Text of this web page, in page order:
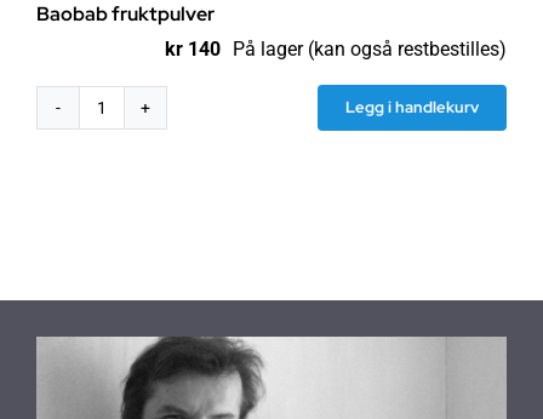
Baobab fruktpulver
kr 140 På lager (kan også restbestilles)
Baobab
Legg i handlekurv